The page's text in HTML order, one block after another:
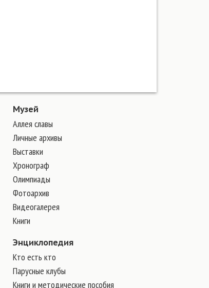
Музей
Аллея славы
Личные архивы
Выставки
Хронограф
Олимпиады
Фотоархив
Видеогалерея
Книги
Энциклопедия
Кто есть кто
Парусные клубы
Книги и методические пособия